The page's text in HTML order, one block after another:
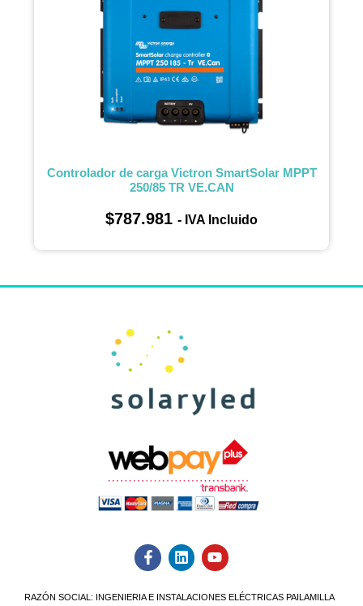
Controlador de carga Victron SmartSolar MPPT
250/85 TR VE.CAN
$787.981 - IVA Incluido
RAZÓN SOCIAL: INGENIERIA E INSTALACIONES ELÉCTRICAS PAILAMILLA